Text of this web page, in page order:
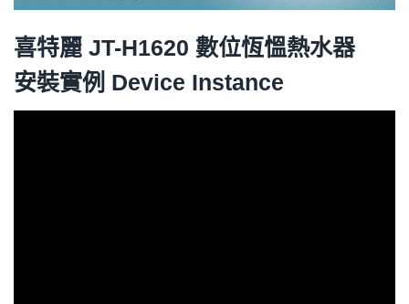
喜特麗 JT-H1620 數位恆慍熱水器
安裝實例 Device Instance